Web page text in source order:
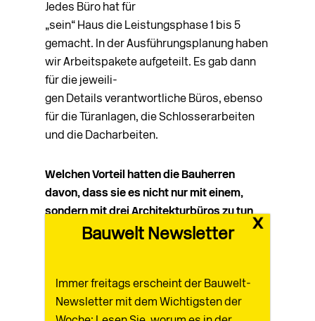
Jedes Büro hat für
„sein“ Haus die Leistungsphase 1 bis 5
gemacht. In der Ausführungsplanung haben
wir Arbeitspakete aufgeteilt. Es gab dann
für die jeweili­-
gen Details verantwortliche Büros, ebenso
für die Türanlagen, die Schlosserarbeiten
und die Dacharbeiten.
Welchen Vorteil hatten die Bauherren
davon, dass sie es nicht nur mit einem,
sondern mit drei Architekturbüros zu tun
hatten?
das Projekt durch diesen
Zusammenschluss überhaupt erst möglich
x
Bauwelt Newsletter
Immer freitags erscheint der Bauwelt-
Newsletter mit dem Wichtigsten der